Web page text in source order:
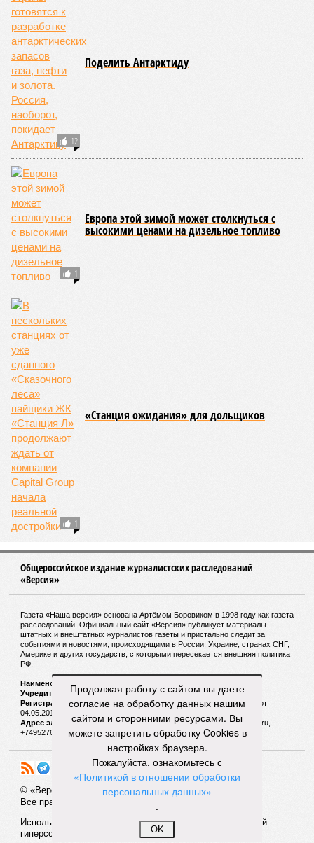
12
Поделить Антарктиду
1
Европа этой зимой может столкнуться с
высокими ценами на дизельное топливо
1
«Станция ожидания» для дольщиков
Общероссийское издание журналистских расследований
«Версия»
Газета «Наша версия» основана Артёмом Боровиком в 1998 году как газета
расследований. Официальный сайт «Версия» публикует материалы
штатных и внештатных журналистов газеты и пристально следит за
событиями и новостями, происходящими в России, Украине, странах СНГ,
Америке и других государств, с которыми пересекается внешняя политика
РФ.
Наименование:
Учредитель:
ООО «Версия»,Главный редактор:Горевой Р. Г.
Регистрационный номер Роскомнадзора:ЭЛ № ФС 77 - 72681 от
04.05.2018 г.
Адрес электронной почты и телефон редакции:versia@versia.ru,
+74952760348
© «Версия»
Все права защищены
Использование материалов «Версии» без индексируемой
гиперссылки запрещено
Продолжая работу с сайтом вы даете
согласие на обработку данных нашим
сайтом и сторонними ресурсами. Вы
можете запретить обработку Cookies в
настройках браузера.
Пожалуйста, ознакомьтесь с
«Политикой в отношении обработки
персональных данных»
.
OK